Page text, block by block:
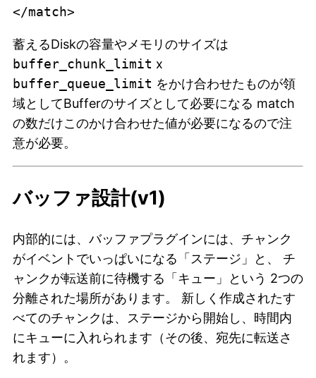
蓄えるDiskの容量やメモリのサイズは
buffer_chunk_limit x
buffer_queue_limit をかけ合わせたものが領
域としてBufferのサイズとして必要になる match
の数だけこのかけ合わせた値が必要になるので注
意が必要。
バッファ設計(v1)
内部的には、バッファプラグインには、チャンク
がイベントでいっぱいになる「ステージ」と、 チ
ャンクが転送前に待機する「キュー」という 2つの
分離された場所があります。 新しく作成されたす
べてのチャンクは、ステージから開始し、時間内
にキューに入れられます（その後、宛先に転送さ
れます）。